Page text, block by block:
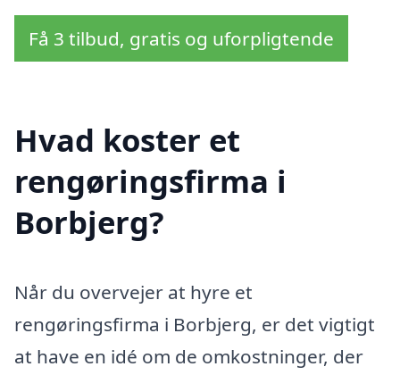
Få 3 tilbud, gratis og uforpligtende
Hvad koster et
rengøringsfirma i
Borbjerg?
Når du overvejer at hyre et
rengøringsfirma i Borbjerg, er det vigtigt
at have en idé om de omkostninger, der